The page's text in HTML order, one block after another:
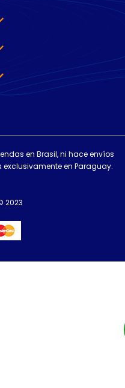
en Brasil, ni hace envíos
en Paraguay.
2023